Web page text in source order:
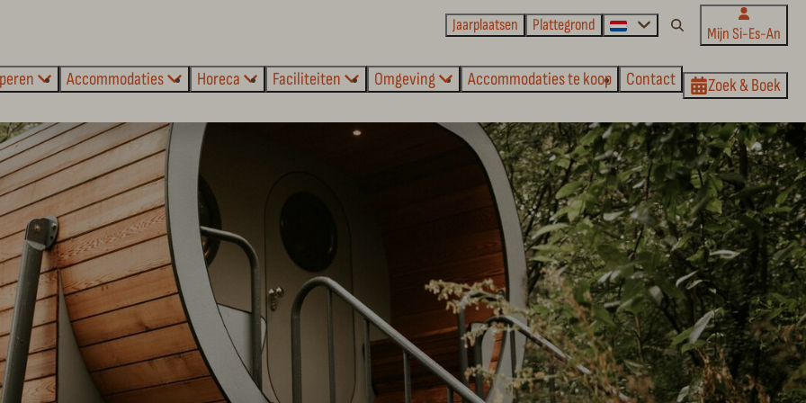
Jaarplaatsen Plattegrond Mijn Si-Es-An
Accommodaties Horeca Faciliteiten Omgeving Accommodaties te koop Contact Zoek & Boek